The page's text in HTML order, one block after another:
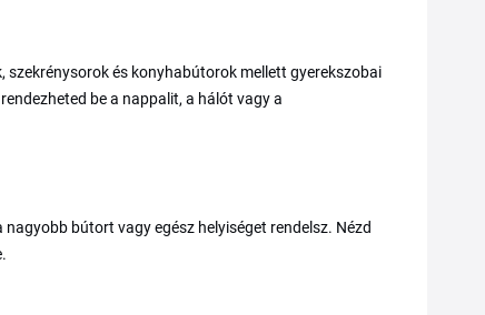
és konyhabútorok mellett gyerekszobai
be a nappalit, a hálót vagy a
bútort vagy egész helyiséget rendelsz. Nézd